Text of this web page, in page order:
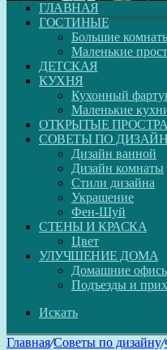
ГЛАВНАЯ
ГОСТИНЫЕ
Большие
Маленькие
ДЕТСКАЯ
КУХНЯ
Кухонный
Маленькие
ОТКРЫТЫЕ
СОВЕТЫ ПО
Дизайн ванной
Дизайн комнаты
Стили дизайна
Украшение
Фен-Шуй
СТЕНЫ И КРАСКА
Цвет
УЛУЧШЕНИЕ ДОМА
Домашние
Подъезды и
Искать
Главная/Советы по дизайну/